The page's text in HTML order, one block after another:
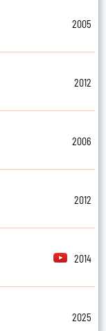
2005
2012
2006
2012
2014
2025